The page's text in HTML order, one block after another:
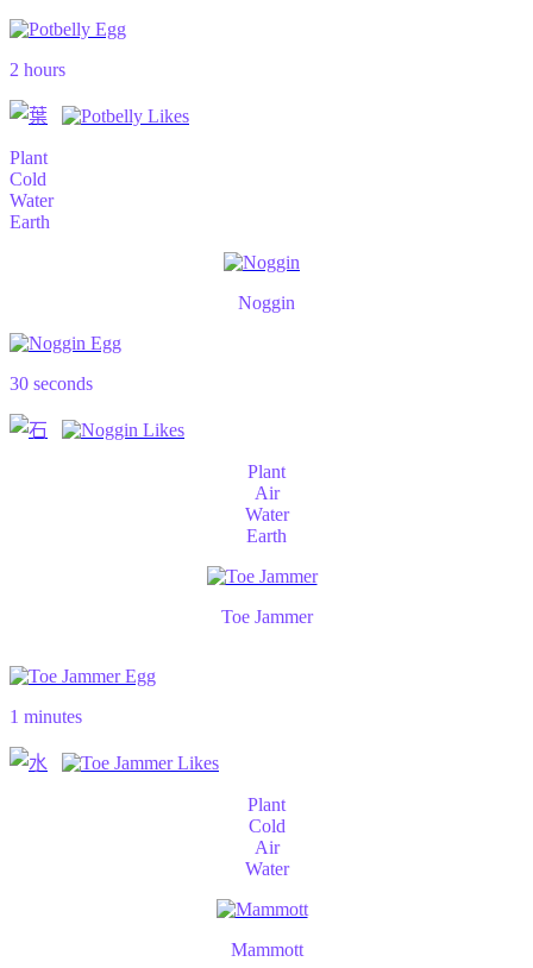
2 hours
Plant
Cold
Water
Earth
Noggin
30 seconds
Plant
Air
Water
Earth
Toe Jammer
1 minutes
Plant
Cold
Air
Water
Mammott